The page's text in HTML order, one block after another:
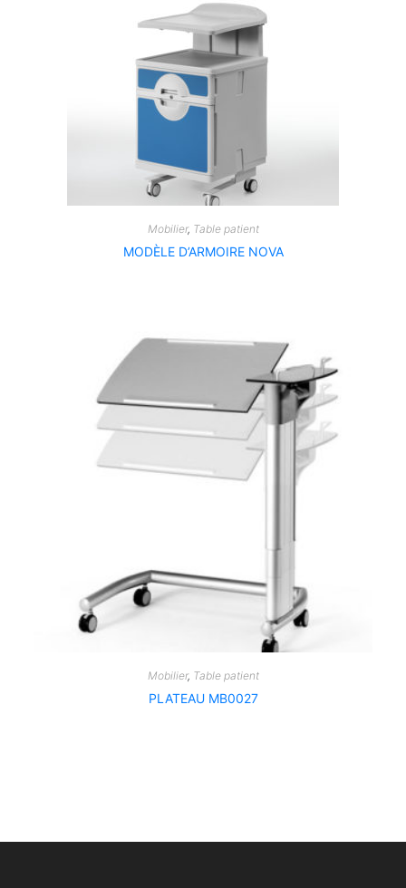
Mobilier, Table patient
MODÈLE D’ARMOIRE NOVA
Mobilier, Table patient
PLATEAU MB0027